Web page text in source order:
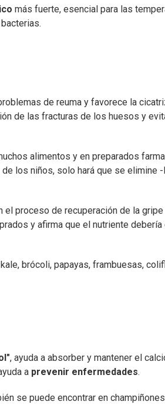
más fuerte, esencial para las
de reuma y favorece la
de las fracturas de los huesos y
alimentos y en preparados
los niños, solo hará que se elimine
el proceso de recuperación de la
y afirma que el nutriente debería
brócoli, papayas, frambuesas,
, ayuda a absorber y mantener el
a prevenir enfermedades.
se puede encontrar en